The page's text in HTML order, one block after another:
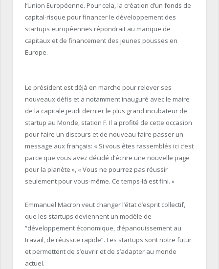
l’Union Européenne. Pour cela, la création d’un fonds de
capital-risque pour financer le développement des
startups européennes répondrait au manque de
capitaux et de financement des jeunes pousses en
Europe.
Le président est déjà en marche pour relever ses
nouveaux défis et a notamment inauguré avec le maire
de la capitale jeudi dernier le plus grand incubateur de
startup au Monde, station F. Il a profité de cette occasion
pour faire un discours et de nouveau faire passer un
message auxfrançais: « Si vous êtes rassemblés ici c‘est
parce que vous avez décidé d’écrire une nouvelle page
pour la planète », « Vous ne pourrez pas réussir
seulement pour vous-même. Ce temps-là est fini. »
Emmanuel Macron veut changer l’état d’esprit collectif,
que les startups deviennent un modèle de
“développement économique, d’épanouissement au
travail, de réussite rapide”. Les startups sont notre futur
et permettent de s’ouvrir et de s’adapter au monde
actuel.